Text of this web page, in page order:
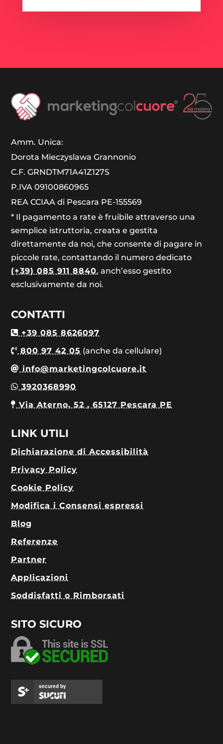
Amm. Unica:
Dorota Mieczyslawa Grannonio
C.F. GRNDTM71A41Z127S
P.IVA 09100860965
REA CCIAA di Pescara PE-155569
* Il pagamento a rate è fruibile attraverso una
semplice istruttoria, creata e gestita
direttamente da noi, che consente di pagare in
piccole rate, contattando il numero dedicato
(+39) 085 911 8840, anch’esso gestito
esclusivamente da noi.
CONTATTI
+39 085 8626097
800 97 42 05 (anche da cellulare)
info@marketingcolcuore.it
3920368990
Via Aterno, 52 , 65127 Pescara PE
LINK UTILI
Dichiarazione di Accessibilità
Privacy Policy
Cookie Policy
Modifica i Consensi espressi
Blog
Referenze
Partner
Applicazioni
Soddisfatti o Rimborsati
SITO SICURO
secured by